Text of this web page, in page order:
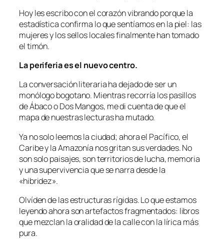
Hoy les escribo con el corazón vibrando porque la
estadística confirma lo que sentíamos en la piel: las
mujeres y los sellos locales finalmente han tomado
el timón.
La periferia es el nuevo centro.
La conversación literaria ha dejado de ser un
monólogo bogotano. Mientras recorría los pasillos
de Ábaco o Dos Mangos, me di cuenta de que el
mapa de nuestras lecturas ha mutado.
Ya no solo leemos la ciudad; ahora el Pacífico, el
Caribe y la Amazonía nos gritan sus verdades. No
son solo paisajes, son territorios de lucha, memoria
y una supervivencia que se narra desde la
«hibridez».
Olvíden de las estructuras rígidas. Lo que estamos
leyendo ahora son artefactos fragmentados: libros
que mezclan la oralidad de la calle con la lírica más
pura.